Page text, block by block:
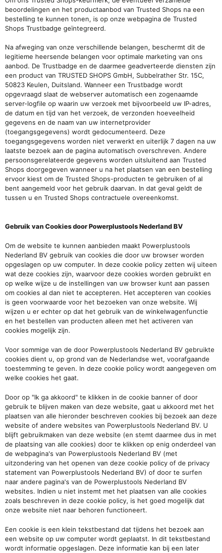
beoordelingen en het productaanbod van Trusted Shops na een
bestelling te kunnen tonen, is op onze webpagina de Trusted
Shops Trustbadge geïntegreerd.
Na afweging van onze verschillende belangen, beschermt dit de
legitieme heersende belangen voor optimale marketing van ons
aanbod. De Trustbadge en de daarmee geadverteerde diensten zijn
een product van TRUSTED SHOPS GmbH, Subbelrather Str. 15C,
50823 Keulen, Duitsland. Wanneer een Trustbadge wordt
opgevraagd slaat de webserver automatisch een zogenaamde
server-logfile op waarin uw verzoek met bijvoorbeeld uw IP-adres,
de datum en tijd van het verzoek, de verzonden hoeveelheid
gegevens en de naam van uw internetprovider
(toegangsgegevens) wordt gedocumenteerd. Deze
toegangsgegevens worden niet verwerkt en uiterlijk 7 dagen na uw
laatste bezoek aan de pagina automatisch overschreven. Andere
persoonsgerelateerde gegevens worden uitsluitend aan Trusted
Shops doorgegeven wanneer u na het plaatsen van een bestelling
ervoor kiest om de Trusted Shops-producten te gebruiken of al
bent aangemeld voor het gebruik daarvan. In dat geval geldt de
tussen u en Trusted Shops contractuele overeenkomst.
Gebruik van Cookies door Powerplustools Nederland BV
Om de website te kunnen aanbieden maakt Powerplustools
Nederland BV gebruik van cookies die door uw browser worden
opgeslagen op uw computer. In deze cookie policy zetten wij uiteen
wat deze cookies zijn, waarvoor deze cookies worden gebruikt en
op welke wijze u de instellingen van uw browser kunt aan passen
om cookies al dan niet te accepteren. Het accepteren van cookies
is geen voorwaarde voor het bezoeken van onze website. Wij
wijzen u er echter op dat het gebruik van de winkelwagenfunctie
en het bestellen van producten alleen met het activeren van
cookies mogelijk zijn.
Voor sommige van de door Powerplustools Nederland BV gebruikte
cookies dient u, op grond van de Nederlandse wet, voorafgaande
toestemming te geven. In deze cookie policy wordt aangegeven om
welke cookies het gaat.
Door op "Ik ga akkoord" te klikken in de cookie banner of door
gebruik te blijven maken van deze website, gaat u akkoord met het
plaatsen van alle hieronder beschreven cookies bij bezoek aan deze
website of andere websites van Powerplustools Nederland BV. U
blijft gebruikmaken van deze website (en stemt daarmee dus in met
de plaatsing van alle cookies) door te klikken op enig onderdeel van
de webpagina's van Powerplustools Nederland BV (met
uitzondering van het openen van deze cookie policy of de privacy
statement van Powerplustools Nederland BV) of door te surfen
naar andere pagina's van de Powerplustools Nederland BV
websites. Indien u niet instemt met het plaatsen van alle cookies
zoals beschreven in deze cookie policy, is het goed mogelijk dat
onze website niet naar behoren functioneert.
Een cookie is een klein tekstbestand dat tijdens het bezoek aan
een website op uw computer wordt geplaatst. In dit tekstbestand
wordt informatie opgeslagen. Deze informatie kan bij een later